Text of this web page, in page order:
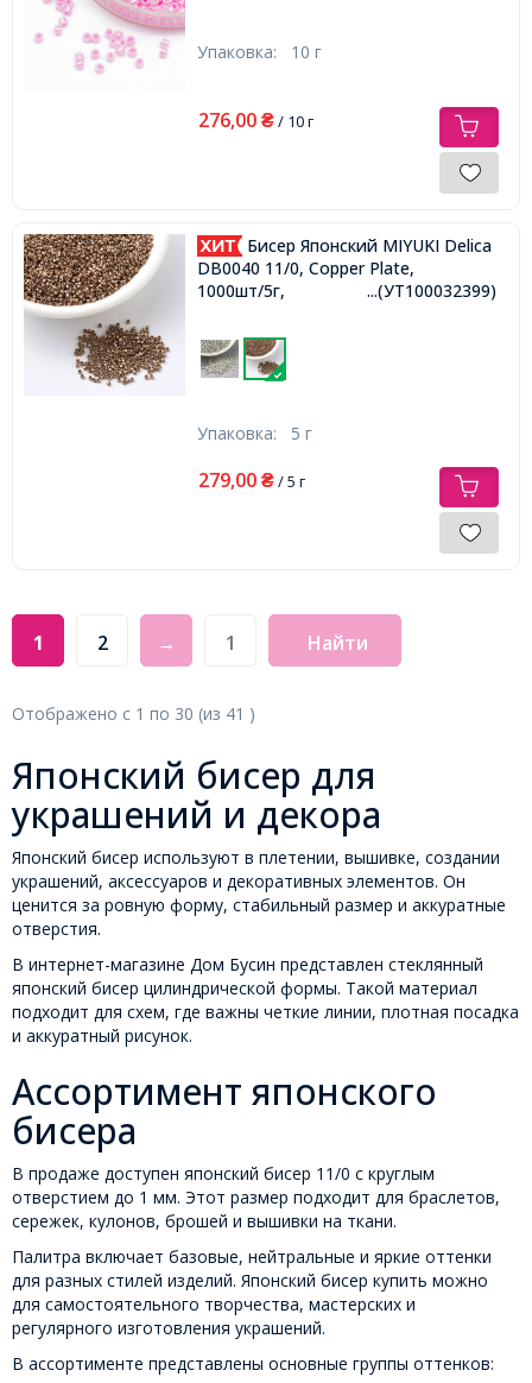
Упаковка: 10 г
276,00 ₴/ 10 г
Бисер Японский MIYUKI Delica
DB0040 11/0, Copper Plate,
1000шт/5г,
...(УТ100032399)
Упаковка: 5 г
279,00 ₴/ 5 г
1 2 → Найти
Отображено с 1 по 30 (из 41 )
Японский бисер для
украшений и декора
Японский бисер используют в плетении, вышивке, создании
украшений, аксессуаров и декоративных элементов. Он
ценится за ровную форму, стабильный размер и аккуратные
отверстия.
В интернет-магазине Дом Бусин представлен стеклянный
японский бисер цилиндрической формы. Такой материал
подходит для схем, где важны четкие линии, плотная посадка
и аккуратный рисунок.
Ассортимент японского
бисера
В продаже доступен японский бисер 11/0 с круглым
отверстием до 1 мм. Этот размер подходит для браслетов,
сережек, кулонов, брошей и вышивки на ткани.
Палитра включает базовые, нейтральные и яркие оттенки
для разных стилей изделий. Японский бисер купить можно
для самостоятельного творчества, мастерских и
регулярного изготовления украшений.
В ассортименте представлены основные группы оттенков: